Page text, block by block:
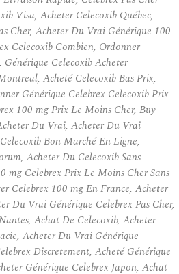
Visa, Acheter Celecoxib Québec,
Cher, Acheter Du Vrai Générique 100
Celecoxib Combien, Ordonner
Celecoxib Acheter
Acheté Celecoxib Bas Prix,
Générique Celebrex Celecoxib Prix
100 mg Prix Le Moins Cher, Buy
Du Vrai, Acheter Du Vrai
Bon Marché En Ligne,
Acheter Du Celecoxib Sans
mg Celebrex Prix Le Moins Cher Sans
Celebrex 100 mg En France, Acheter
Du Vrai Générique Celebrex Pas Cher,
Achat De Celecoxib, Acheter
Acheter Du Vrai Générique
Discretement, Acheté Générique
Générique Celebrex Japon, Achat